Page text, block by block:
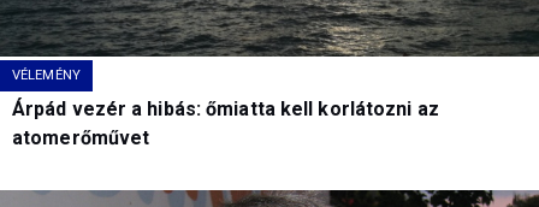
VÉLEMÉNY
Árpád vezér a hibás: őmiatta kell korlátozni az
atomerőművet